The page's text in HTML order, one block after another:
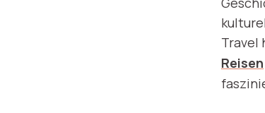
Travel
Reisen